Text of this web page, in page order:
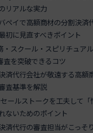
リアルな実力
ペイで高額商材の分割決済
初に見直すべきポイント
・スクール・スピリチュア
査を突破できるコツ
済代行会社が敬遠する高額
査基準を解説
ールストークを工夫して
ないためのポイント
済代行の審査担当がこっそ